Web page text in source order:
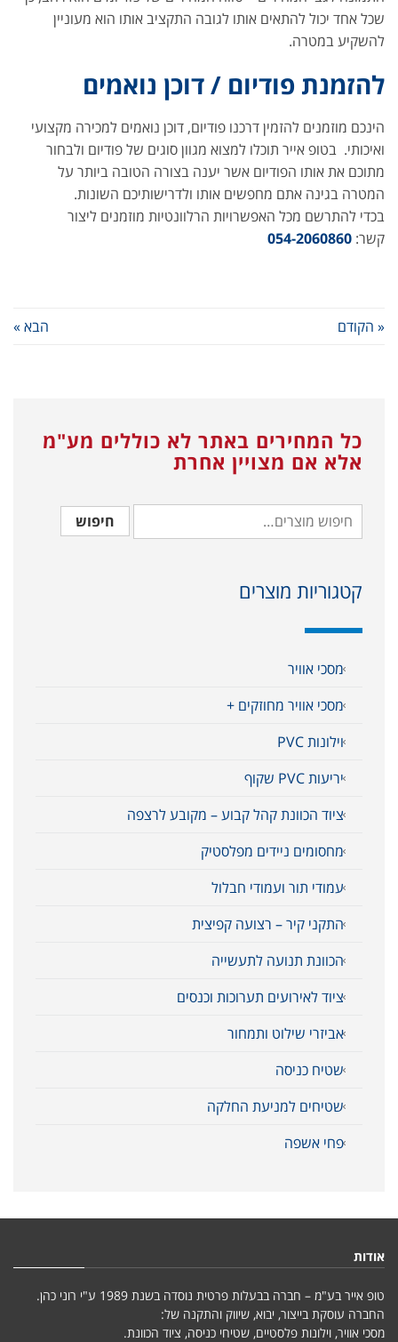
שכל אחד יכול להתאים אותו לגובה התקציב אותו הוא מעוניין
להשקיע במטרה.
להזמנת פודיום / דוכן נואמים
הינכם מוזמנים להזמין דרכנו פודיום, דוכן נואמים למכירה מקצועי
ואיכותי. בטופ אייר תוכלו למצוא מגוון סוגים של פודיום ולבחור
מתוכם את אותו הפודיום אשר יענה בצורה הטובה ביותר על
המטרה בגינה אתם מחפשים אותו ולדרישותיכם השונות.
בכדי להתרשם מכל האפשרויות הרלוונטיות מוזמנים ליצור
קשר: 054-2060860
« הקודם הבא »
כל המחירים באתר לא כוללים מע"מ
אלא אם מצויין אחרת
חיפוש
קטגוריות מוצרים
מסכי אוויר
מסכי אוויר מחוזקים +
וילונות PVC
יריעות PVC שקוף
ציוד הכוונת קהל קבוע – מקובע לרצפה
מחסומים ניידים מפלסטיק
עמודי תור ועמודי חבלול
התקני קיר – רצועה קפיצית
הכוונת תנועה לתעשייה
ציוד לאירועים תערוכות וכנסים
אביזרי שילוט ותמחור
שטיח כניסה
שטיחים למניעת החלקה
פחי אשפה
אודות
טופ אייר בע"מ – חברה בבעלות פרטית נוסדה בשנת 1989 ע"י רוני כהן.
החברה עוסקת בייצור, יבוא, שיווק והתקנה של:
מסכי אוויר, וילונות פלסטיים, שטיחי כניסה, ציוד הכוונת.